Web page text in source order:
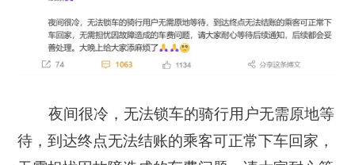
夜间很冷，无法锁车的骑行用户无需原地等
待，到达终点无法结账的乘客可正常下车回家，